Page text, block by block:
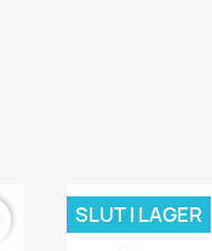
SLUT I LAGER